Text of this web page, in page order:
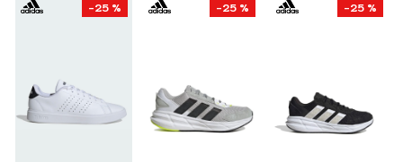
-25 % -25 % -25 %